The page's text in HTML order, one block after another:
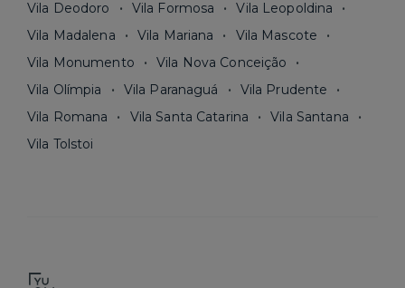
Vila Deodoro
Vila Formosa
Vila Leopoldina
Vila Madalena
Vila Mariana
Vila Mascote
Vila Monumento
Vila Nova Conceição
Vila Olímpia
Vila Paranaguá
Vila Prudente
Vila Romana
Vila Santa Catarina
Vila Santana
Vila Tolstoi